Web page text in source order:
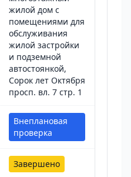
жилой дом с
помещениями для
обслуживания
жилой застройки
и подземной
автостоянкой,
Сорок лет Октября
просп. вл. 7 стр. 1
Внеплановая
проверка
Завершено